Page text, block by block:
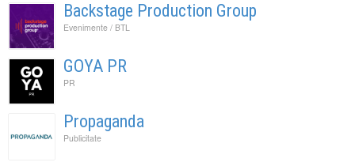
Backstage Production Group
Evenimente / BTL
GOYA PR
PR
Propaganda
Publicitate